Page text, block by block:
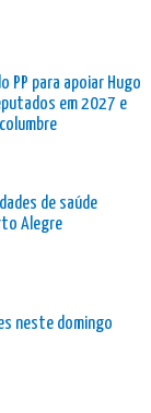
PP para apoiar Hugo
em 2027 e
de saúde
Alegre
neste domingo